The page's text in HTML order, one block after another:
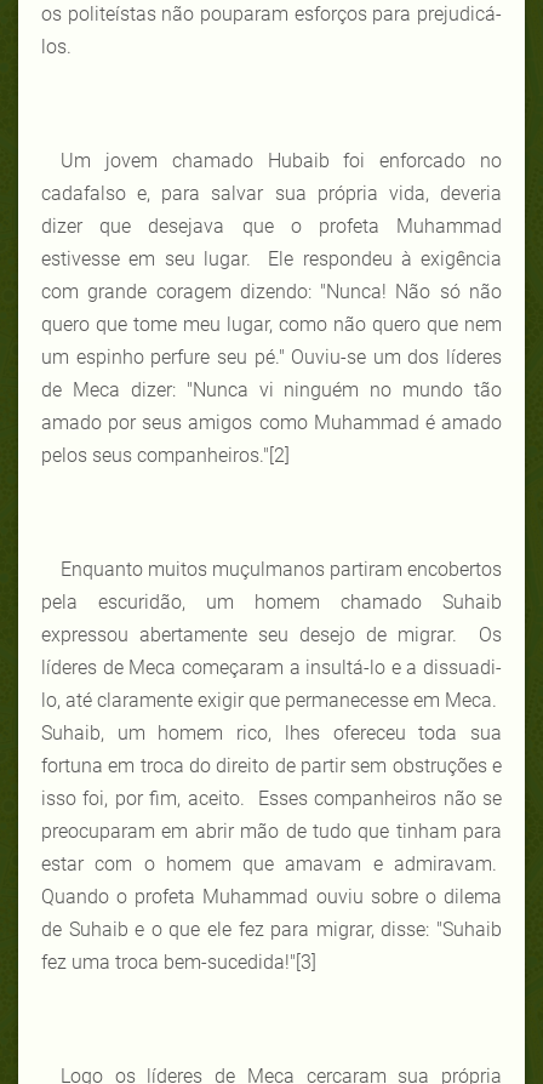
os politeístas não pouparam esforços para prejudicá-
los.
Um jovem chamado Hubaib foi enforcado no
cadafalso e, para salvar sua própria vida, deveria
dizer que desejava que o profeta Muhammad
estivesse em seu lugar. Ele respondeu à exigência
com grande coragem dizendo: "Nunca! Não só não
quero que tome meu lugar, como não quero que nem
um espinho perfure seu pé." Ouviu-se um dos líderes
de Meca dizer: "Nunca vi ninguém no mundo tão
amado por seus amigos como Muhammad é amado
pelos seus companheiros."[2]
Enquanto muitos muçulmanos partiram encobertos
pela escuridão, um homem chamado Suhaib
expressou abertamente seu desejo de migrar. Os
líderes de Meca começaram a insultá-lo e a dissuadi-
lo, até claramente exigir que permanecesse em Meca.
Suhaib, um homem rico, lhes ofereceu toda sua
fortuna em troca do direito de partir sem obstruções e
isso foi, por fim, aceito. Esses companheiros não se
preocuparam em abrir mão de tudo que tinham para
estar com o homem que amavam e admiravam.
Quando o profeta Muhammad ouviu sobre o dilema
de Suhaib e o que ele fez para migrar, disse: "Suhaib
fez uma troca bem-sucedida!"[3]
Logo os líderes de Meca cercaram sua própria